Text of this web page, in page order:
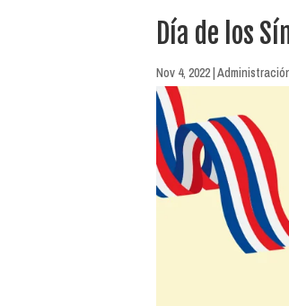
Día de los
Nov 4, 2022|